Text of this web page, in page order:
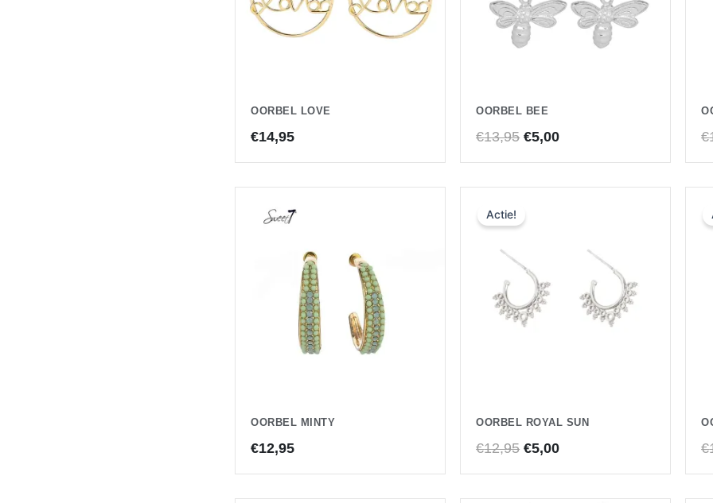
OORBEL LOVE
€14,95
OORBEL BEE
€13,95 €5,00 €
OORBEL MINTY
€12,95
Actie!
OORBEL ROYAL SUN
€12,95
prijs
€5,00
€5,00.
€